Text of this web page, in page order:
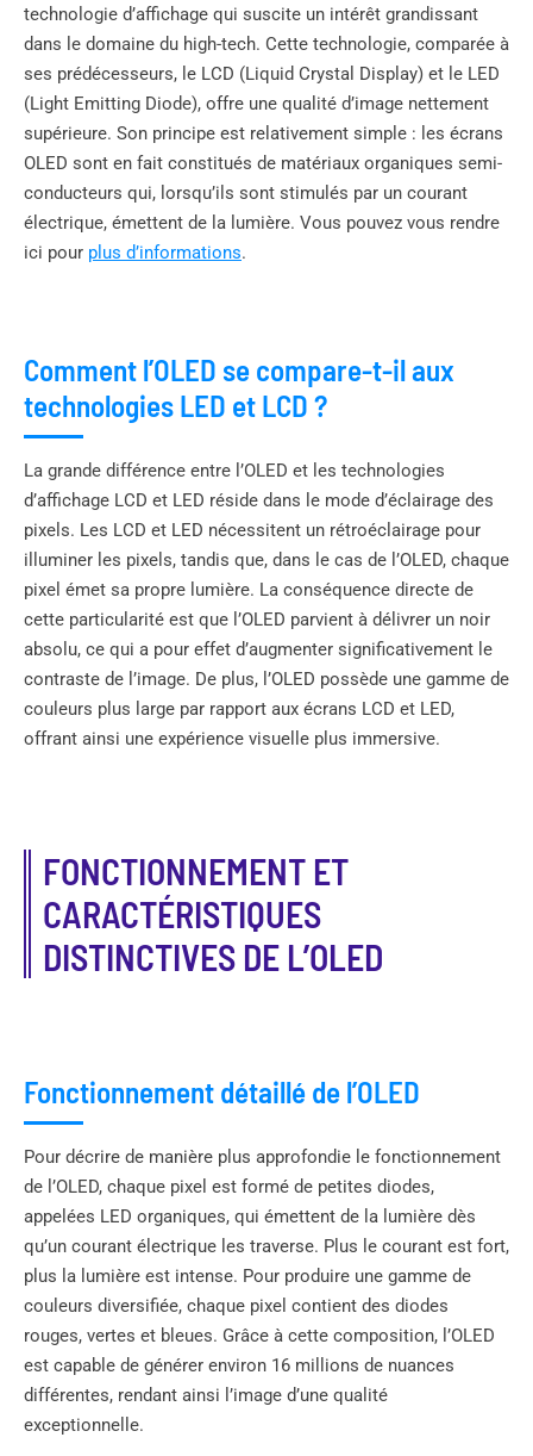
technologie d’affichage qui suscite un intérêt grandissant
dans le domaine du high-tech. Cette technologie, comparée à
ses prédécesseurs, le LCD (Liquid Crystal Display) et le LED
(Light Emitting Diode), offre une qualité d’image nettement
supérieure. Son principe est relativement simple : les écrans
OLED sont en fait constitués de matériaux organiques semi-
conducteurs qui, lorsqu’ils sont stimulés par un courant
électrique, émettent de la lumière. Vous pouvez vous rendre
ici pour plus d’informations.
Comment l’OLED se compare-t-il aux
technologies LED et LCD ?
La grande différence entre l’OLED et les technologies
d’affichage LCD et LED réside dans le mode d’éclairage des
pixels. Les LCD et LED nécessitent un rétroéclairage pour
illuminer les pixels, tandis que, dans le cas de l’OLED, chaque
pixel émet sa propre lumière. La conséquence directe de
cette particularité est que l’OLED parvient à délivrer un noir
absolu, ce qui a pour effet d’augmenter significativement le
contraste de l’image. De plus, l’OLED possède une gamme de
couleurs plus large par rapport aux écrans LCD et LED,
offrant ainsi une expérience visuelle plus immersive.
FONCTIONNEMENT ET
CARACTÉRISTIQUES
DISTINCTIVES DE L’OLED
Fonctionnement détaillé de l’OLED
Pour décrire de manière plus approfondie le fonctionnement
de l’OLED, chaque pixel est formé de petites diodes,
appelées LED organiques, qui émettent de la lumière dès
qu’un courant électrique les traverse. Plus le courant est fort,
plus la lumière est intense. Pour produire une gamme de
couleurs diversifiée, chaque pixel contient des diodes
rouges, vertes et bleues. Grâce à cette composition, l’OLED
est capable de générer environ 16 millions de nuances
différentes, rendant ainsi l’image d’une qualité
exceptionnelle.